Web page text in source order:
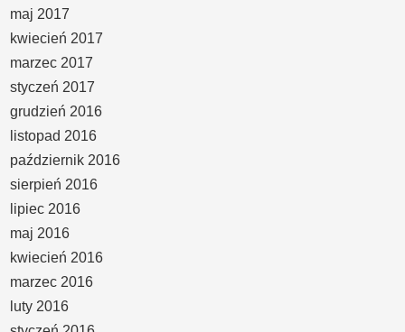
maj 2017
kwiecień 2017
marzec 2017
styczeń 2017
grudzień 2016
listopad 2016
październik 2016
sierpień 2016
lipiec 2016
maj 2016
kwiecień 2016
marzec 2016
luty 2016